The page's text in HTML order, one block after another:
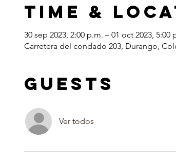
Time &
30 sep 2023, 2:00 p.m. – 01 oct 2023, 5:00
Carretera del condado 203, Durango,
Guests
Ver todos